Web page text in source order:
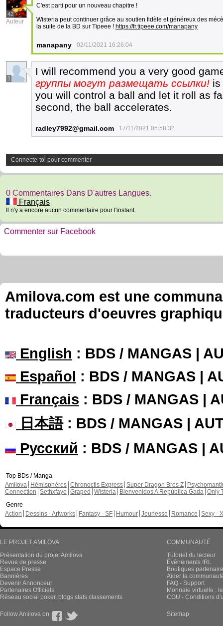
42
Auteur
C'est parti pour un nouveau chapitre !
Wisteria peut continuer grâce au soutien fidèle et généreux des
la suite de la BD sur Tipeee ! https://fr.tipeee.com/manapany
manapany 02/11/2021 16:26:04
1
I will recommend you a very good
группы могут размещать ссылки! is
you will control a ball and let it roll as
second, the ball accelerates.
radley7992@gmail.com 17/11/2021 05:58:32
Connecte-toi pour commenter
0 Commentaires Dans D'autres Langues.
Français
Il n'y a encore aucun commentaire pour l'instant.
Commenter sur Facebook
Amilova.com est une
traducteurs d'oeuvres
English : BDS / MANGAS |
Español : BDS / MANGAS |
Français : BDS / MANGAS |
日本語: BDS / MANGAS |
Русский : BDS / MANGAS |
Top BDs / Manga
Amilova
Hémisphères Chronoctis Express Super Dragon Bros Z
Connection Sethxfaye Graped Wisteria Bienvenidos A República Gada Only
Genre
Action
Dessins - Artworks Fantasy - SF Humour Jeunesse Romance Sexy -
LE PROJET AMILOVA
Présentation du projet Amilova
Revue de presse
Espace Presse
Bannières
Devenir Annonceur
Partenaires Officiels
Réseau social poker, blogs stats classements
COMMUNAUTÉ
Tutoriel du lecteur
Évènements IRL
Boutiques
Aider la
FAQ - Support
Monnaie virtuelle :
CGU - Conditions
Follow Amilova on Sitemap